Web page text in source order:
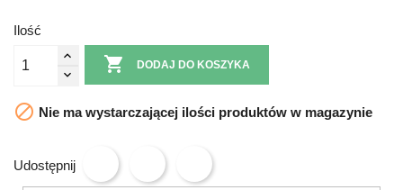
Ilość
 DODAJ DO KOSZYKA
 Nie ma wystarczającej ilości produktów w magazynie
Udostępnij